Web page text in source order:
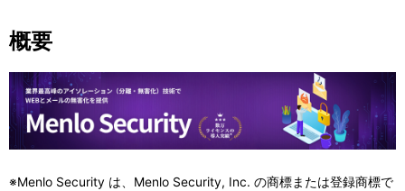
ー
シ
ョ
ン
概要
※Menlo Security は、Menlo Security, Inc. の商標または登録商標で